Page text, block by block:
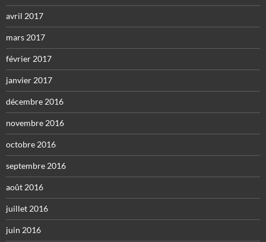
avril 2017
mars 2017
février 2017
janvier 2017
décembre 2016
novembre 2016
octobre 2016
septembre 2016
août 2016
juillet 2016
juin 2016